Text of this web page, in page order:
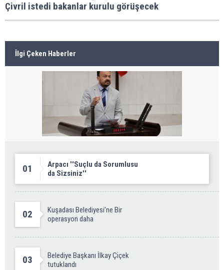
Çivril istedi bakanlar kurulu görüşecek
İlgi Çeken Haberler
01
Arpacı ''Suçlu da Sorumlusu
da Sizsiniz''
02
Kuşadası Belediyesi'ne Bir
operasyon daha
03
Belediye Başkanı İlkay Çiçek
tutuklandı